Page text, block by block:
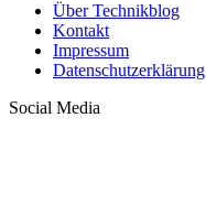
Über Technikblog
Kontakt
Impressum
Datenschutzerklärung
Social Media